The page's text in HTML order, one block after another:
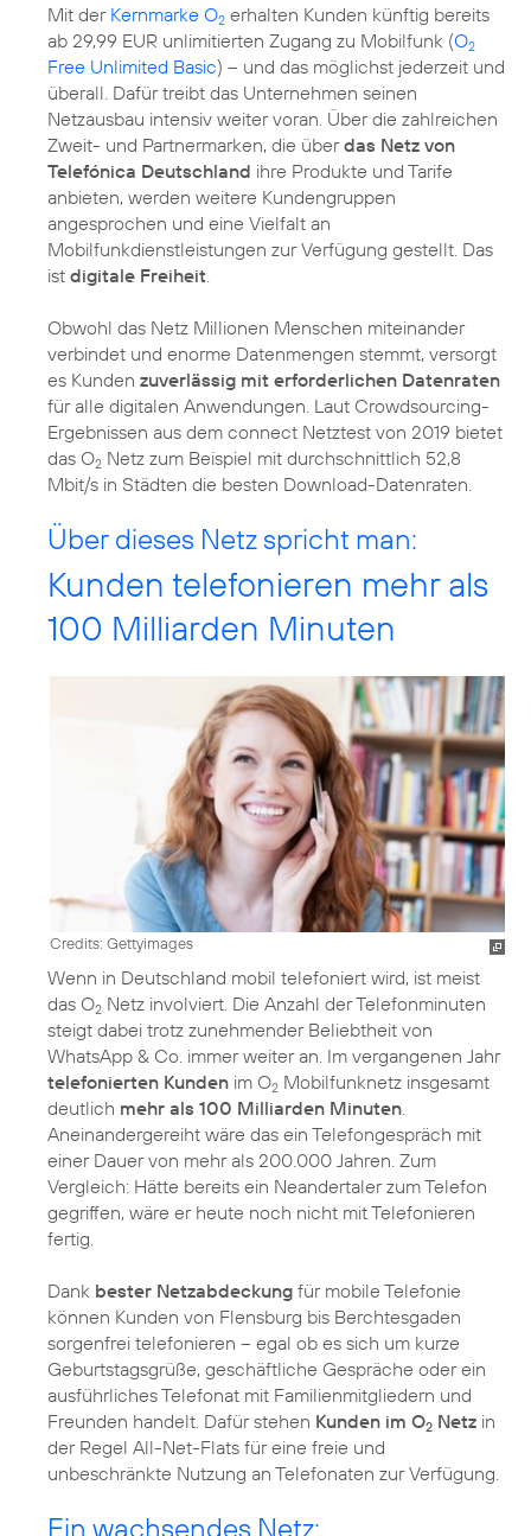
Mit der Kernmarke O2 erhalten Kunden künftig bereits
ab 29,99 EUR unlimitierten Zugang zu Mobilfunk (O2
Free Unlimited Basic) – und das möglichst jederzeit und
überall. Dafür treibt das Unternehmen seinen
Netzausbau intensiv weiter voran. Über die zahlreichen
Zweit- und Partnermarken, die überdas Netz von
Telefónica Deutschland ihre Produkte und Tarife
anbieten, werden weitere Kundengruppen
angesprochen und eine Vielfalt an
Mobilfunkdienstleistungen zur Verfügung gestellt. Das
ist digitale Freiheit
Obwohl das Netz Millionen Menschen miteinander
verbindet und enorme Datenmengen stemmt, versorgt
es Kunden zuverlässig mit erforderlichen Datenraten
für alle digitalen Anwendungen. Laut Crowdsourcing-
Ergebnissen aus dem connect Netztest von 2019 bietet
das O2 Netz zum Beispiel mit durchschnittlich 52,8
Mbit/s in Städten die besten Download-Datenraten.
Über dieses Netz spricht man:
Kunden telefonieren mehr als
100 Milliarden Minuten
Credits: Gettyimages
Wenn in Deutschland mobil telefoniert wird, ist meist
das O2 Netz involviert. Die Anzahl der Telefonminuten
steigt dabei trotz zunehmender Beliebtheit von
WhatsApp & Co. immer weiter an. Im vergangenen Jahr
telefonierten Kunden im O2 Mobilfunknetz insgesamt
deutlich mehr als 100 Milliarden Minuten.
Aneinandergereiht wäre das ein Telefongespräch mit
einer Dauer von mehr als 200.000 Jahren. Zum
Vergleich: Hätte bereits ein Neandertaler zum Telefon
gegriffen, wäre er heute noch nicht mit Telefonieren
fertig.
Dank bester Netzabdeckung für mobile Telefonie
können Kunden von Flensburg bis Berchtesgaden
sorgenfrei telefonieren – egal ob es sich um kurze
Geburtstagsgrüße, geschäftliche Gespräche oder ein
ausführliches Telefonat mit Familienmitgliedern und
Freunden handelt. Dafür stehen Kunden im O2 Netz in
der Regel All-Net-Flats für eine freie und
unbeschränkte Nutzung an Telefonaten zur Verfügung.
Ein wachsendes Netz: